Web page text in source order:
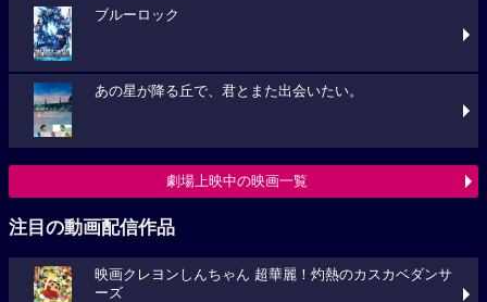
ブルーロック
あの星が降る丘で、君とまた出会いたい。
劇場上映中の映画一覧
注目の動画配信作品
映画クレヨンしんちゃん 超華麗！灼熱のカスカベダンサ
ーズ